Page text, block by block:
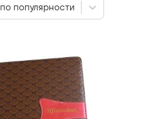
по популярности